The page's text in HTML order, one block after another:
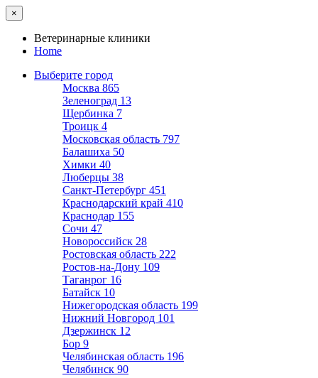
×
Ветеринарные клиники
Home
Выберите город
Москва 865
Зеленоград 13
Щербинка 7
Троицк 4
Московская область 797
Балашиха 50
Химки 40
Люберцы 38
Санкт-Петербург 451
Краснодарский край 410
Краснодар 155
Сочи 47
Новороссийск 28
Ростовская область 222
Ростов-на-Дону 109
Таганрог 16
Батайск 10
Нижегородская область 199
Нижний Новгород 101
Дзержинск 12
Бор 9
Челябинская область 196
Челябинск 90